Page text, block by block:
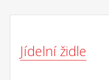
Jídelní židle